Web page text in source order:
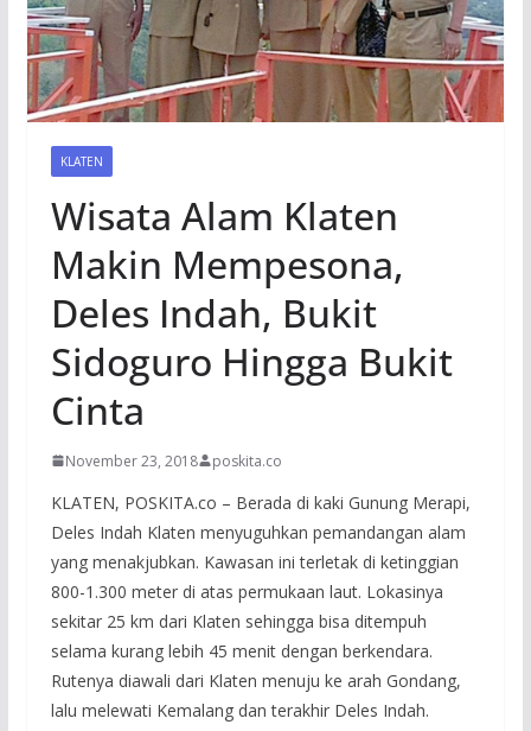
KLATEN
Wisata Alam Klaten
Makin Mempesona,
Deles Indah, Bukit
Sidoguro Hingga Bukit
Cinta
November 23, 2018 poskita.co
KLATEN, POSKITA.co – Berada di kaki Gunung Merapi,
Deles Indah Klaten menyuguhkan pemandangan alam
yang menakjubkan. Kawasan ini terletak di ketinggian
800-1.300 meter di atas permukaan laut. Lokasinya
sekitar 25 km dari Klaten sehingga bisa ditempuh
selama kurang lebih 45 menit dengan berkendara.
Rutenya diawali dari Klaten menuju ke arah Gondang,
lalu melewati Kemalang dan terakhir Deles Indah.